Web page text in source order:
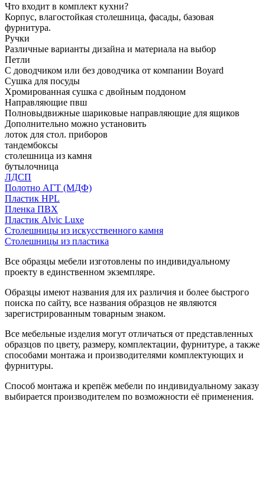
Что входит в комплект кухни?
Корпус, влагостойкая столешница, фасады, базовая
фурнитура.
Ручки
Различные варианты дизайна и материала на выбор
Петли
С доводчиком или без доводчика от компании Boyard
Сушка для посуды
Хромированная сушка с двойным поддоном
Направляющие пвш
Полновыдвижные шариковые направляющие для ящиков
Дополнительно можно установить
лоток для стол. приборов
тандембоксы
столешница из камня
бутылочница
ЛДСП
Полотно АГТ (МДФ)
Пластик HPL
Пленка ПВХ
Пластик Alvic Luxe
Столешницы из искусственного камня
Столешницы из пластика
Все образцы мебели изготовлены по индивидуальному
проекту в единственном экземпляре.
Образцы имеют названия для их различия и более быстрого
поиска по сайту, все названия образцов не являются
зарегистрированным товарным знаком.
Все мебельные изделия могут отличаться от представленных
образцов по цвету, размеру, комплектации, фурнитуре, а также
способами монтажа и производителями комплектующих и
фурнитуры.
Способ монтажа и крепёж мебели по индивидуальному заказу
выбирается производителем по возможности её применения.